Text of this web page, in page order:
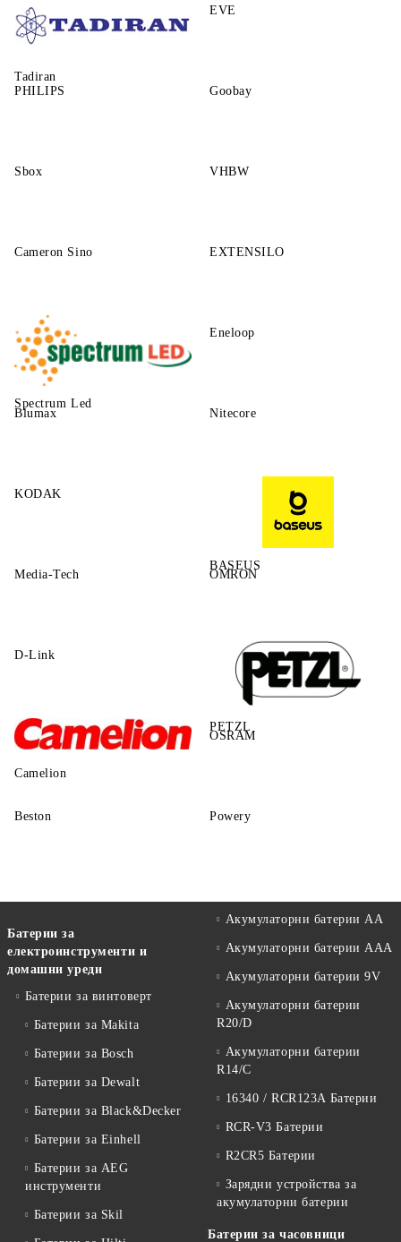
Tadiran
EVE
PHILIPS Goobay
Sbox VHBW
Cameron Sino EXTENSILO
Spectrum Led
Eneloop
Blumax Nitecore
KODAK
BASEUS
Media-Tech OMRON
D-Link
PETZL
Camelion
OSRAM
Beston Powery
Батерии за
електроинструменти и
домашни уреди
Батерии за винтоверт
Батерии за Makita
Батерии за Bosch
Батерии за Dewalt
Батерии за Black&Decker
Батерии за Einhell
Батерии за AEG
инструменти
Батерии за Skil
Акумулаторни батерии АА
Акумулаторни батерии AAA
Акумулаторни батерии 9V
Акумулаторни батерии
R20/D
Акумулаторни батерии
R14/C
16340 / RCR123A Батерии
RCR-V3 Батерии
R2CR5 Батерии
Зарядни устройства за
акумулаторни батерии
Батерии за часовници